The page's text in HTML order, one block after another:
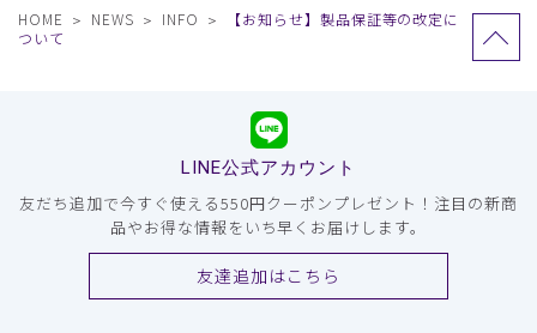
HOME NEWS INFO
【お知らせ】製品保証等の改定に
ついて
LINE公式アカウント
友だち追加で今すぐ使える550円クーポンプレゼント！注目の新商
品やお得な情報をいち早くお届けします。
友達追加はこちら